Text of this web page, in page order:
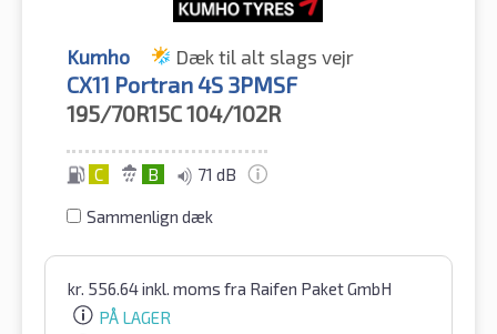
Kumho Dæk til alt slags vejr
CX11 Portran 4S 3PMSF
195/70R15C104/102R
C B 71 dB
Sammenlign dæk
kr. 556.64inkl. moms fra Raifen Paket GmbH
PÅ LAGER